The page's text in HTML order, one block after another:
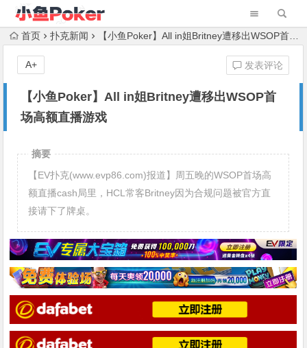
首页 扑克新闻 【小鱼Poker】All in姐Britney遭移出WSOP首场高额直播游戏
【小鱼Poker】All in姐Britney遭移出WSOP首
场高额直播游戏
发表评论
A+
摘要
【EV扑克(www.evp86.com)报道】周五晚的WSOP首场高
额直播cash局里，HCL常客Britney因为合规问题被官方直
接请下了牌桌。